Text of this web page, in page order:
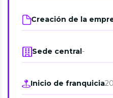
Creación de la
Sede central-
Inicio de franquicia